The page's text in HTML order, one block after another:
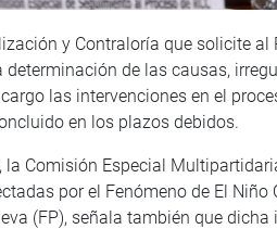
y Contraloría que solicite
de las causas,
las intervenciones en el
en los plazos debidos.
Comisión Especial
por el Fenómeno de El Niño
(FP), señala también que